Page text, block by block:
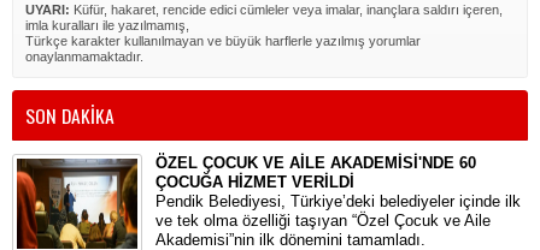
UYARI: Küfür, hakaret, rencide edici cümleler veya imalar, inançlara saldırı içeren,
imla kuralları ile yazılmamış,
Türkçe karakter kullanılmayan ve büyük harflerle yazılmış yorumlar
onaylanmamaktadır.
SON DAKİKA
ÖZEL ÇOCUK VE AİLE AKADEMİSİ'NDE 60
ÇOCUĞA HİZMET VERİLDİ
Pendik Belediyesi, Türkiye’deki belediyeler içinde ilk
ve tek olma özelliği taşıyan “Özel Çocuk ve Aile
Akademisi”nin ilk dönemini tamamladı.